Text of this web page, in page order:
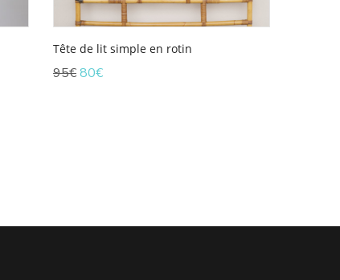
Tête de lit simple en rotin
95€Le
80€Le